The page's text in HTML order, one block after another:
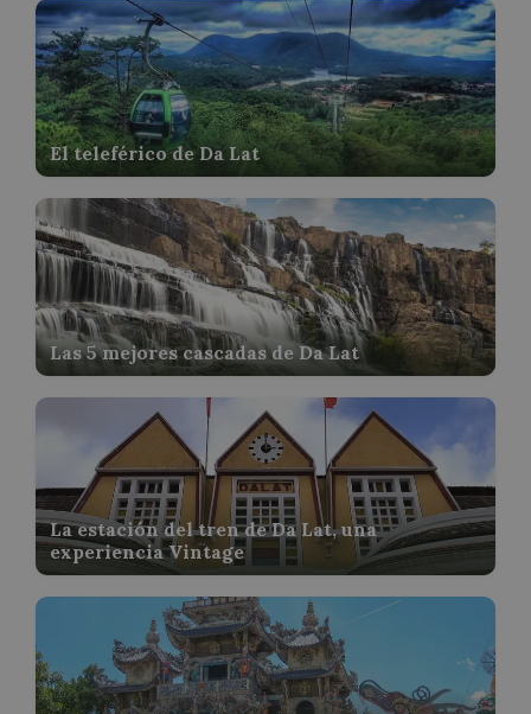
El teleférico de Da Lat
Las 5 mejores cascadas de Da Lat
La estación del tren de Da Lat, una
experiencia Vintage